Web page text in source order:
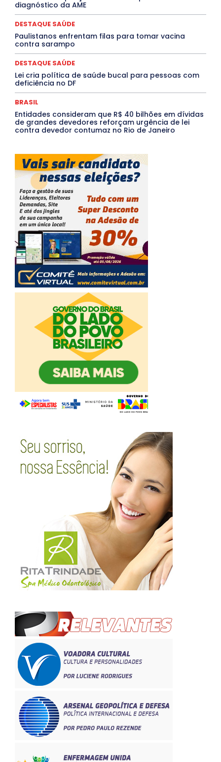
Tocantins
diagnóstico da AME
DESTAQUE SAÚDE
Paulistanos enfrentam filas para tomar vacina
contra sarampo
DESTAQUE SAÚDE
Lei cria política de saúde bucal para pessoas com
deficiência no DF
BRASIL
Entidades consideram que R$ 40 bilhões em dívidas
de grandes devedores reforçam urgência de lei
contra devedor contumaz no Rio de Janeiro